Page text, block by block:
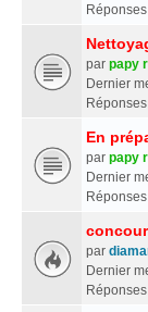
par papy
Dernier
En
par papy
Dernier
par
Dernier